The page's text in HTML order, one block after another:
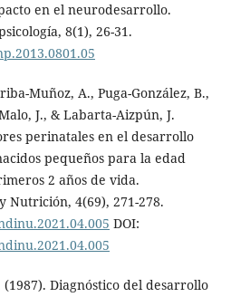
en el neurodesarrollo.
8(1), 26-31.
Muñoz, A., Puga-González, B.,
J., & Labarta-Aizpún, J.
perinatales en el desarrollo
pequeños para la edad
2 años de vida.
Nutrición, 4(69), 271-278.
DOI:
Diagnóstico del desarrollo